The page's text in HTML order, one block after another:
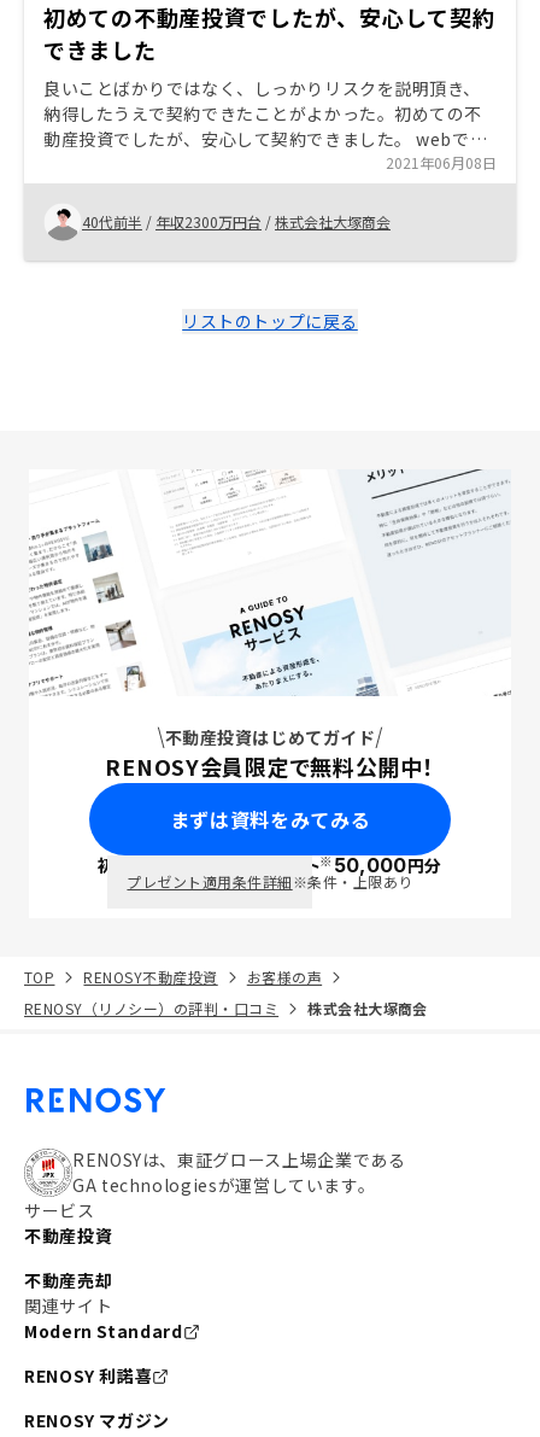
初めての不動産投資でしたが、安心して契約
できました
良いことばかりではなく、しっかりリスクを説明頂き、
納得したうえで契約できたことがよかった。初めての不
動産投資でしたが、安心して契約できました。 webでの
打ち合わせ時の利用するサービスが選択できるとよかっ
た。(TEAMSやzoomなど)
2021年06月08日
40代前半 / 年収2300万円台 /株式会社大塚商会
リストのトップに戻る
不動産投資はじめてガイド
RENOSY会員限定で無料公開中！
まずは資料をみてみる
初回面談で ポイント※50,000円分
プレゼント適用条件詳細※条件・上限あり
TOP RENOSY不動産投資
お客様の声
RENOSY（リノシー）の評判・口コミ
株式会社大塚商会
RENOSYは、東証グロース上場企業である
GA technologiesが運営しています。
サービス
不動産投資
不動産売却
関連サイト
Modern Standard
RENOSY 利諾喜
RENOSY マガジン